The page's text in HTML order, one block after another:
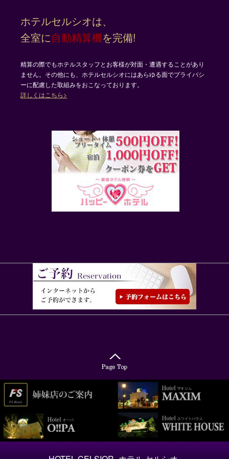
い。
ホテルセルシオは、
全室に自動精算機を完備!
精算の際でもホテルスタッフとお客様が対面・遭遇することがあり
ません。その他にも、ホテルセルシオにはあらゆる面でプライバシ
ーに配慮した取組みをおこなっております。
詳しくはこちら>